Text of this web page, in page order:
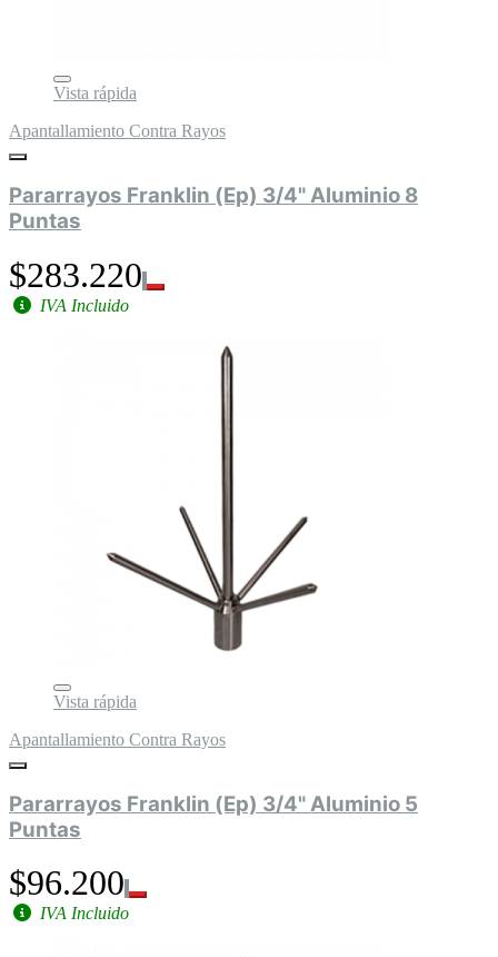
Vista rápida
Apantallamiento Contra Rayos
Pararrayos Franklin (Ep) 3/4" Aluminio 8
Puntas
$283.220
IVA Incluido
Vista rápida
Apantallamiento Contra Rayos
Pararrayos Franklin (Ep) 3/4" Aluminio 5
Puntas
$96.200
IVA Incluido